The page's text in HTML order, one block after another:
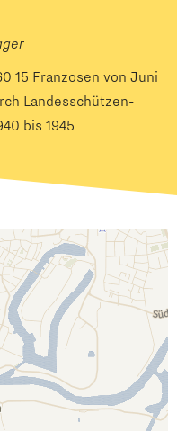
15 Franzosen von Juni
Landesschützen-
bis 1945